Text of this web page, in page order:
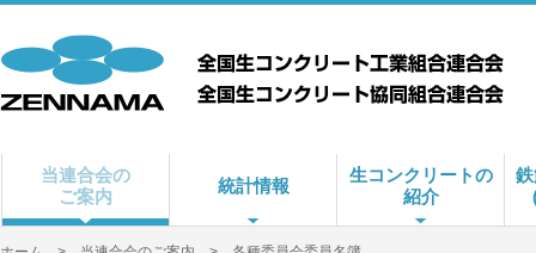
当連合会の
ご案内
統計情報
生コンクリートの
紹介